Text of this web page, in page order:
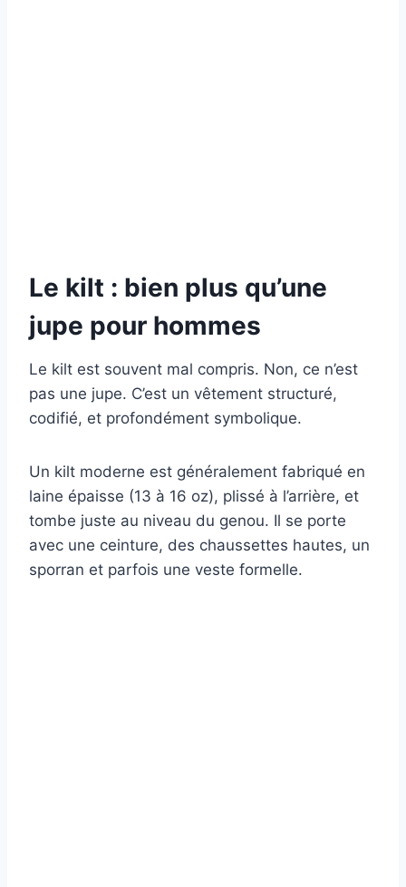
Le kilt : bien plus qu’une
jupe pour hommes
Le kilt est souvent mal compris. Non, ce n’est
pas une jupe. C’est un vêtement structuré,
codifié, et profondément symbolique.
Un kilt moderne est généralement fabriqué en
laine épaisse (13 à 16 oz), plissé à l’arrière, et
tombe juste au niveau du genou. Il se porte
avec une ceinture, des chaussettes hautes, un
sporran et parfois une veste formelle.